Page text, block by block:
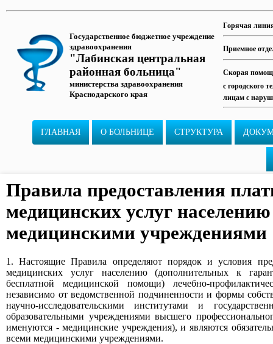
Государственное бюджетное учреждение
здравоохранения
"Лабинская центральная
районная больница"
министерства здравоохранения
Краснодарского края
Горячая
Приемное
Скорая
с городского
лицам с
ГЛАВНАЯ О БОЛЬНИЦЕ СТРУКТУРА
Правила предоставления
медицинских услуг населению
медицинскими учреждениями
1. Настоящие Правила определяют порядок и условия
медицинских услуг населению (дополнительных к
бесплатной медицинской помощи) лечебно-
независимо от ведомственной подчиненности и формы
научно-исследовательскими институтами и
образовательными учреждениями высшего
именуются - медицинские учреждения), и являются
всеми медицинскими учреждениями.